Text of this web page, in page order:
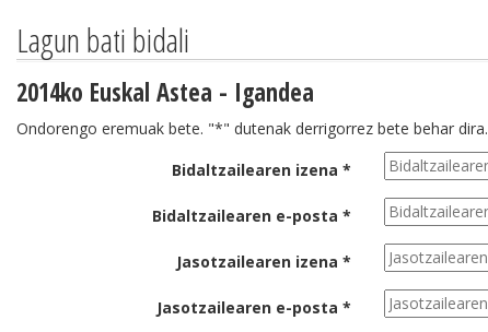
Lagun bati bidali
2014ko Euskal Astea - Igandea
Ondorengo eremuak bete. "*" dutenak derrigorrez bete behar dira.
Bidaltzailearen izena *
Bidaltzailearen e-posta *
Jasotzailearen izena *
Jasotzailearen e-posta *